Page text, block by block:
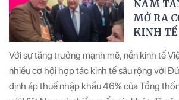
NAM
MỞ RA
KINH
Với sự tăng trưởng mạnh mẽ, nền kinh tế
nhiều cơ hội hợp tác kinh tế sâu rộng với
định áp thuế nhập khẩu 46% của Tổng